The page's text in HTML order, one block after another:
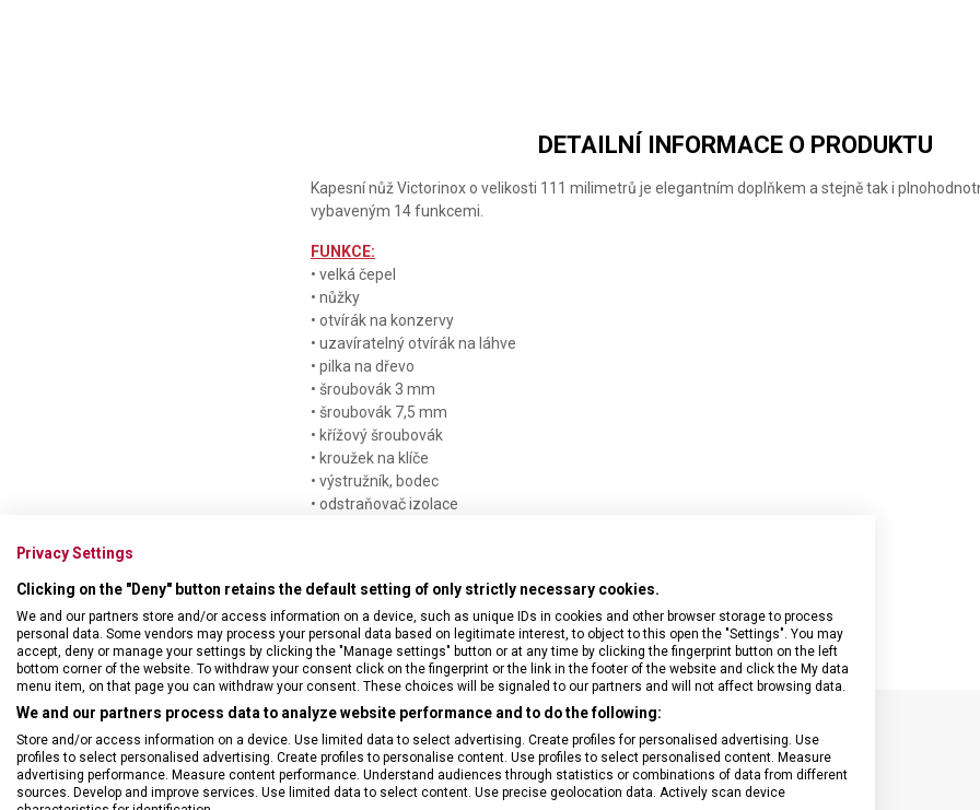
DETAILNÍ INFORMACE O PRODUKTU
Kapesní nůž Victorinox o velikosti 111 milimetrů je elegantním doplňkem a stejně tak i
vybaveným 14 funkcemi.
FUNKCE:
• velká čepel
• nůžky
• otvírák na konzervy
• uzavíratelný otvírák na láhve
• pilka na dřevo
• šroubovák 3 mm
• šroubovák 7,5 mm
• křížový šroubovák
• kroužek na klíče
• výstružník, bodec
• odstraňovač izolace
SPECIFIKACE PRODUKTU
Privacy Settings
Clicking on the "Deny" button retains the default setting of only strictly necessary cookies.
We and our partners store and/or access information on a device, such as unique IDs in cookies and other browser storage to process
personal data. Some vendors may process your personal data based on legitimate interest, to object to this open the "Settings". You may
accept, deny or manage your settings by clicking the "Manage settings" button or at any time by clicking the fingerprint button on the left
bottom corner of the website. To withdraw your consent click on the fingerprint or the link in the footer of the website and click the My data
menu item, on that page you can withdraw your consent. These choices will be signaled to our partners and will not affect browsing data.
We and our partners process data to analyze website performance and to do the following:
Store and/or access information on a device. Use limited data to select advertising. Create profiles for personalised advertising. Use
profiles to select personalised advertising. Create profiles to personalise content. Use profiles to select personalised content. Measure
advertising performance. Measure content performance. Understand audiences through statistics or combinations of data from different
sources. Develop and improve services. Use limited data to select content. Use precise geolocation data. Actively scan device